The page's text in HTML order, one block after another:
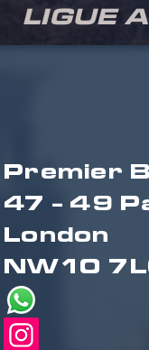
LIGUE
Premier
47 - 49
London
NW10